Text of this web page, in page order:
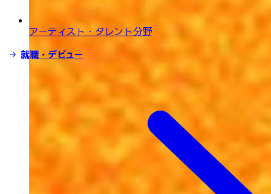
アーティスト・タレント分野
就職・デビュー